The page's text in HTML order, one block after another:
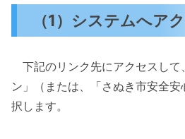
（1）システムへア
下記のリンク先にアクセスして
ン」（または、「さぬき市安全
択します。